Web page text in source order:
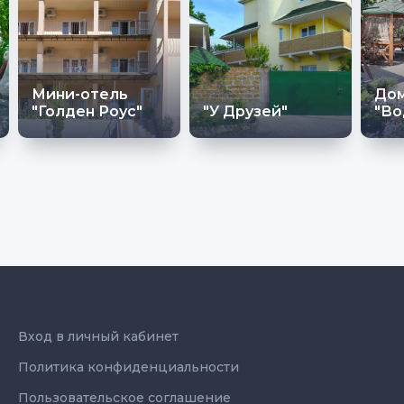
Мини-отель
"Голден Роус"
"У Друзей"
Вход в личный кабинет
Политика конфиденциальности
Пользовательское соглашение